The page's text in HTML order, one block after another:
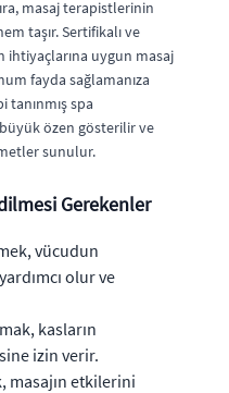
masaj terapistlerinin
taşır. Sertifikalı ve
uygun masaj
fayda sağlamanıza
tanınmış spa
özen gösterilir ve
sunulur.
Gerekenler
vücudun
olur ve
kasların
izin verir.
masajın etkilerini